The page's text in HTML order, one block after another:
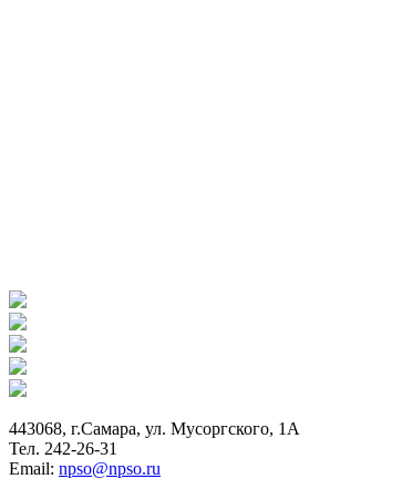
443068, г.Самара, ул. Мусоргского, 1А
Тел. 242-26-31
Email: npso@npso.ru